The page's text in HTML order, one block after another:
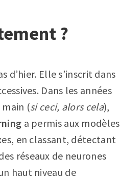
?
Elle s’inscrit dans
Dans les années
(si ceci, alors cela),
a permis aux modèles
en classant, détectant
réseaux de neurones
haut niveau de